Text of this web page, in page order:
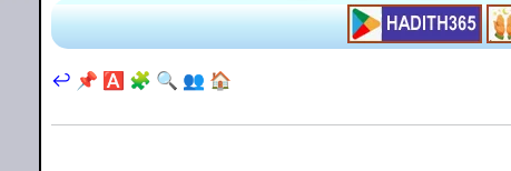
🏠
👥
🔍
🧩
🅰️
📌
↩️